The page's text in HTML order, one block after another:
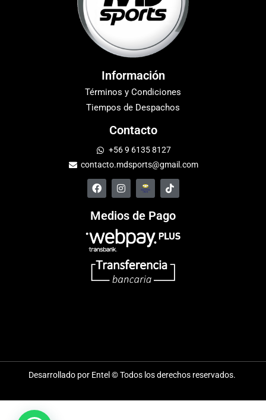
Información
Términos y Condiciones
Tiempos de Despachos
Contacto
+56 9 6135 8127
contacto.mdsports@gmail.com
Medios de Pago
Desarrollado por Entel © Todos los derechos reservados.